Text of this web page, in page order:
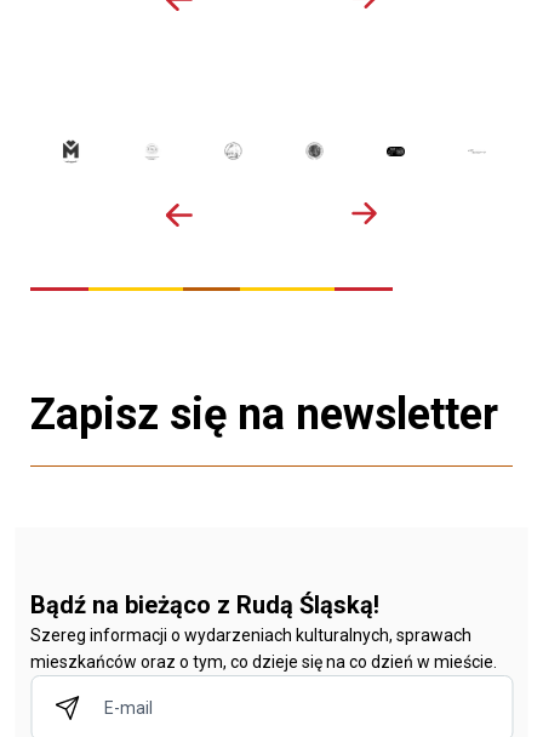
Zapisz się na newsletter
Bądź na bieżąco z Rudą Śląską!
Szereg informacji o wydarzeniach kulturalnych, sprawach
mieszkańców oraz o tym, co dzieje się na co dzień w mieście.